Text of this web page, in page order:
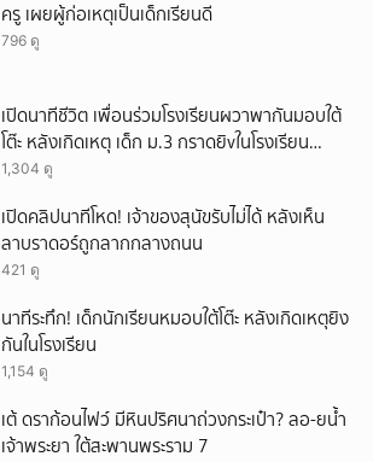
ครู เผยผู้ก่อเหตุเป็นเด็กเรียนดี
796 ดู
เปิดนาทีชีวิต เพื่อนร่วมโรงเรียนผวาพากันมอบใต้
โต๊ะ หลังเกิดเหตุ เด็ก ม.3 กราดยิvในโรงเรียน
เทพศิรินทร์นนท์ แบบไม่เลือกหน้า เสียงปืนดังสนั่น
1,304 ดู
เปิดคลิปนาทีโหด! เจ้าของสุนัขรับไม่ได้ หลังเห็น
ลาบราดอร์ถูกลากกลางถนน
421 ดู
นาทีระทึก! เด็กนักเรียนหมอบใต้โต๊ะ หลังเกิดเหตุยิง
กันในโรงเรียน
1,154 ดู
เต้ ดราก้อนไฟว์ มีหินปริศนาถ่วงกระเป๋า? ลอ-ยน้ำ
เจ้าพระยา ใต้สะพานพระราม 7